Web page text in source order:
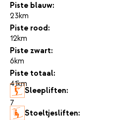
Piste blauw:
23km
Piste rood:
12km
Piste zwart:
6km
Piste totaal:
41km
Sleepliften:
7
Stoeltjesliften: